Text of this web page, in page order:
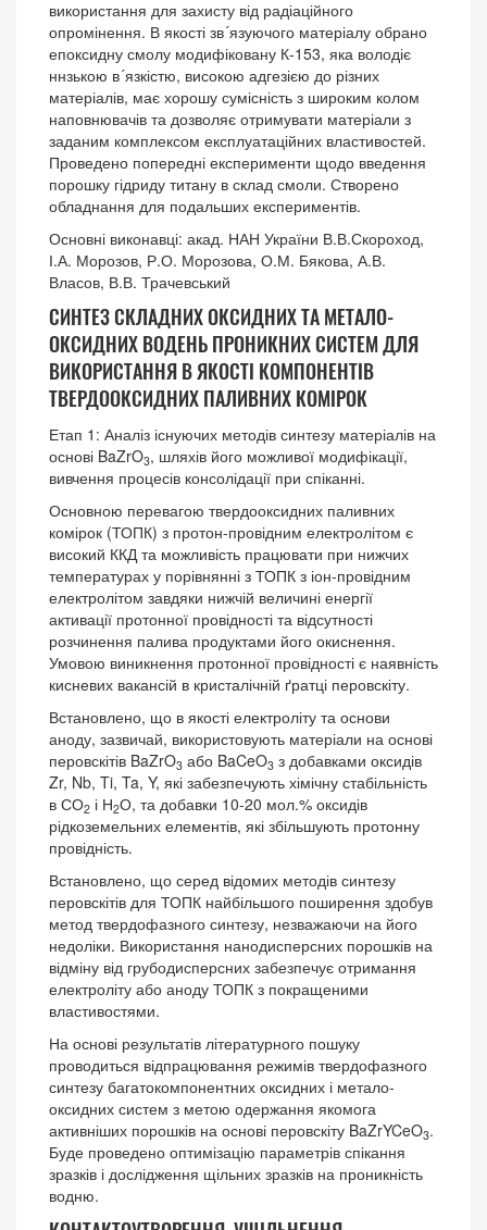
використання для захисту від радіаційного
опромінення. В якості зв´язуючого матеріалу обрано
епоксидну смолу модифіковану К-153, яка володіє
ннзькою в´язкістю, високою адгезією до різних
матеріалів, має хорошу сумісність з широким колом
наповнювачів та дозволяє отримувати матеріали з
заданим комплексом експлуатаційних властивостей.
Проведено попередні експерименти щодо введення
порошку гідриду титану в склад смоли. Створено
обладнання для подальших експериментів.
Основні виконавці: акад. НАН України В.В.Скороход,
І.А. Морозов, Р.О. Морозова, О.М. Бякова, А.В.
Власов, В.В. Трачевський
СИНТЕЗ СКЛАДНИХ ОКСИДНИХ ТА МЕТАЛО-
ОКСИДНИХ ВОДЕНЬ ПРОНИКНИХ СИСТЕМ ДЛЯ
ВИКОРИСТАННЯ В ЯКОСТІ КОМПОНЕНТІВ
ТВЕРДООКСИДНИХ ПАЛИВНИХ КОМІРОК
Етап 1: Аналіз існуючих методів синтезу матеріалів на
основі BaZrO3, шляхів його можливої модифікації,
вивчення процесів консолідації при спіканні.
Основною перевагою твердооксидних паливних
комірок (ТОПК) з протон-провідним електролітом є
високий ККД та можливість працювати при нижчих
температурах у порівнянні з ТОПК з іон-провідним
електролітом завдяки нижчій величині енергії
активації протонної провідності та відсутності
розчинення палива продуктами його окиснення.
Умовою виникнення протонної провідності є наявність
кисневих вакансій в кристалічній ґратці перовскіту.
Встановлено, що в якості електроліту та основи
аноду, зазвичай, використовують матеріали на основі
перовскітів BaZrO3 або BaCeO3 з добавками оксидів
Zr, Nb, Ti, Ta, Y, які забезпечують хімічну стабільність
в СО2 і Н2О, та добавки 10-20 мол.% оксидів
рідкоземельних елементів, які збільшують протонну
провідність.
Встановлено, що серед відомих методів синтезу
перовскітів для ТОПК найбільшого поширення здобув
метод твердофазного синтезу, незважаючи на його
недоліки. Використання нанодисперсних порошків на
відміну від грубодисперсних забезпечує отримання
електроліту або аноду ТОПК з покращеними
властивостями.
На основі результатів літературного пошуку
проводиться відпрацювання режимів твердофазного
синтезу багатокомпонентних оксидних і метало-
оксидних систем з метою одержання якомога
активніших порошків на основі перовскіту BaZrYCeO3.
Буде проведено оптимізацію параметрів спікання
зразків і дослідження щільних зразків на проникність
водню.